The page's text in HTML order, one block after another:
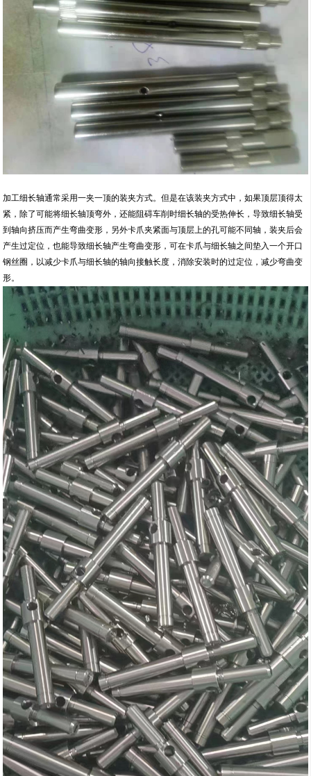
加工细长轴通常采用一夹一顶的装夹方式。但是在该装夹方式中，如果顶层顶得太
紧，除了可能将细长轴顶弯外，还能阻碍车削时细长轴的受热伸长，导致细长轴受
到轴向挤压而产生弯曲变形，另外卡爪夹紧面与顶层上的孔可能不同轴，装夹后会
产生过定位，也能导致细长轴产生弯曲变形，可在卡爪与细长轴之间垫入一个开口
钢丝圈，以减少卡爪与细长轴的轴向接触长度，消除安装时的过定位，减少弯曲变
形。